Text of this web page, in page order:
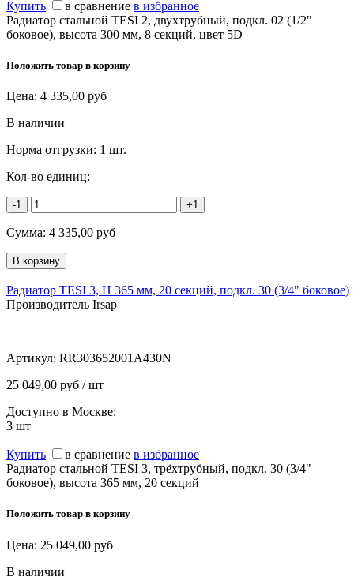
Купить в сравнение в избранное
Радиатор стальной TESI 2, двухтрубный, подкл. 02 (1/2"
боковое), высота 300 мм, 8 секций, цвет 5D
Положить товар в корзину
Цена: 4 335,00 руб
В наличии
Норма отгрузки: 1 шт.
Кол-во единиц:
-1 +1
Сумма: 4 335,00 руб
Радиатор TESI 3, H 365 мм, 20 секций, подкл. 30 (3/4" боковое)
Производитель Irsap
Артикул: RR303652001A430N
25 049,00 руб / шт
Доступно в Москве:
3 шт
Купить в сравнение в избранное
Радиатор стальной TESI 3, трёхтрубный, подкл. 30 (3/4"
боковое), высота 365 мм, 20 секций
Положить товар в корзину
Цена: 25 049,00 руб
В наличии